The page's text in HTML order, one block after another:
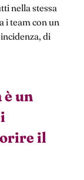
nella stessa
i team con un
di
è un
il